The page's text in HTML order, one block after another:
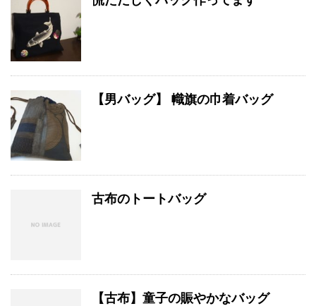
【男バッグ】 幟旗の巾着バッグ
古布のトートバッグ
【古布】童子の賑やかなバッグ